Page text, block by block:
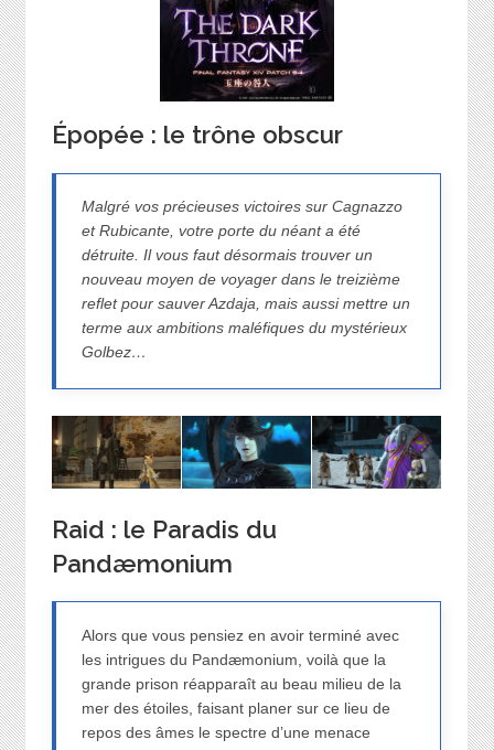
Épopée : le trône obscur
Malgré vos précieuses victoires sur Cagnazzo
et Rubicante, votre porte du néant a été
détruite. Il vous faut désormais trouver un
nouveau moyen de voyager dans le treizième
reflet pour sauver Azdaja, mais aussi mettre un
terme aux ambitions maléfiques du mystérieux
Golbez…
Raid : le Paradis du
Pandæmonium
Alors que vous pensiez en avoir terminé avec
les intrigues du Pandæmonium, voilà que la
grande prison réapparaît au beau milieu de la
mer des étoiles, faisant planer sur ce lieu de
repos des âmes le spectre d’une menace